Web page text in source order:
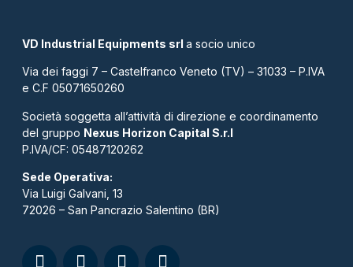
VD Industrial Equipments srl a socio unico
Via dei faggi 7 – Castelfranco Veneto (TV) – 31033 – P.IVA
e C.F 05071650260
Società soggetta all’attività di direzione e coordinamento
del gruppo Nexus Horizon Capital S.r.l
P.IVA/CF: 05487120262​
Sede Operativa:
Via Luigi Galvani, 13
72026 – San Pancrazio Salentino (BR)